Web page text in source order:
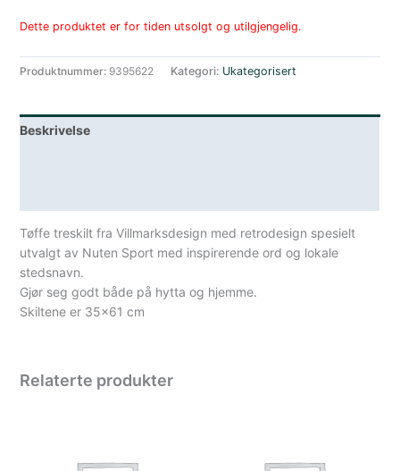
Dette produktet er for tiden utsolgt og utilgjengelig.
Produktnummer: 9395622 Kategori: Ukategorisert
Beskrivelse
Tøffe treskilt fra Villmarksdesign med retrodesign spesielt
utvalgt av Nuten Sport med inspirerende ord og lokale
stedsnavn.
Gjør seg godt både på hytta og hjemme.
Skiltene er 35×61 cm
Relaterte produkter